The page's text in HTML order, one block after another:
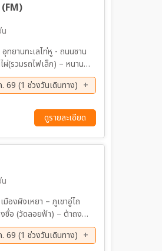
ทยานทะเลไท่หู - ถนนซาน
วแม่น้ำฉินหวย-หนานจิง -
69 (1 ช่วงวันเดินทาง)
ดูรายละเอียด
องผิงเหยา – ภูเขาอู่ไถ
ซื่อ (วัดลอยฟ้า) – ต้าถง –
ฉิง
69 (1 ช่วงวันเดินทาง)